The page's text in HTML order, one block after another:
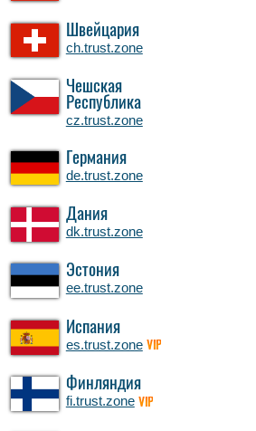
Швейцария
ch.trust.zone
Чешская
Республика
cz.trust.zone
Германия
de.trust.zone
Дания
dk.trust.zone
Эстония
ee.trust.zone
Испания
es.trust.zone VIP
Финляндия
fi.trust.zone VIP